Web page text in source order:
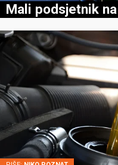
Mali podsjetnik